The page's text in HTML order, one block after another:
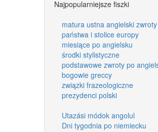
Najpopularniejsze fiszki
matura ustna angielski zwroty
państwa i stolice europy
miesiące po angielsku
środki stylistyczne
podstawowe zwroty po
bogowie greccy
związki frazeologiczne
prezydenci polski
Utazási módok angolul
Dni tygodnia po niemiecku